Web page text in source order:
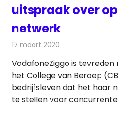
uitspraak over
netwerk
17 maart 2020
VodafoneZiggo is
het College van Beroep
bedrijfsleven dat het haar
te stellen voor